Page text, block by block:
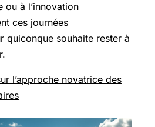
ou à l’innovation
ces journées
quiconque souhaite rester à
l’approche novatrice des